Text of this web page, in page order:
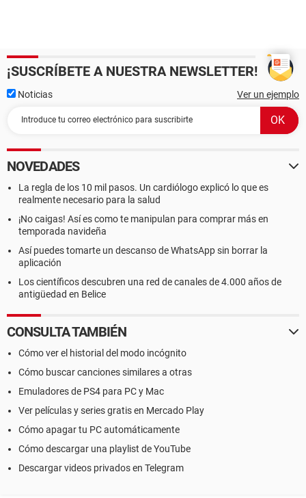
¡SUSCRÍBETE A NUESTRA NEWSLETTER!
Noticias Ver un ejemplo
NOVEDADES
La regla de los 10 mil pasos. Un cardiólogo explicó lo que es
realmente necesario para la salud
¡No caigas! Así es como te manipulan para comprar más en
temporada navideña
Así puedes tomarte un descanso de WhatsApp sin borrar la
aplicación
Los científicos descubren una red de canales de 4.000 años de
antigüedad en Belice
CONSULTA TAMBIÉN
Cómo ver el historial del modo incógnito
Cómo buscar canciones similares a otras
Emuladores de PS4 para PC y Mac
Ver películas y series gratis en Mercado Play
Cómo apagar tu PC automáticamente
Cómo descargar una playlist de YouTube
Descargar videos privados en Telegram